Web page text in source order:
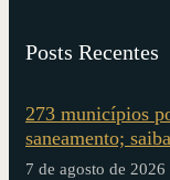
Posts Recentes
273 municípios
saneamento;
7 de agosto de 2026